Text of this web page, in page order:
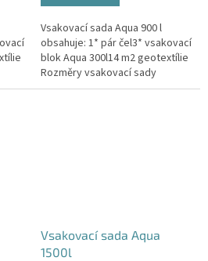
hvězdiček.
Vsakovací sada Aqua 900 l
obsahuje: 1* pár čel3* vsakovací
blok Aqua 300l14 m2 geotextílie
Rozměry vsakovací sady
360x80x52 cm Nesedí vám
Vsakovací sada Aqua
1500l